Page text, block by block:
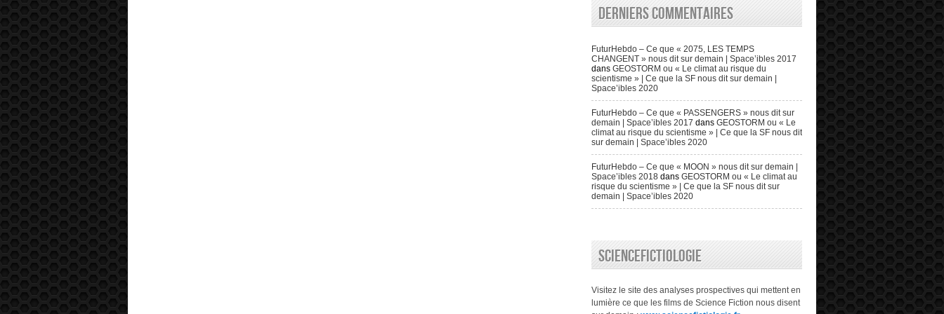
Derniers commentaires
FuturHebdo – Ce que « 2075, LES TEMPS
CHANGENT » nous dit sur demain | Space’ibles 2017
dans GEOSTORM ou « Le climat au risque du
scientisme » | Ce que la SF nous dit sur demain |
Space’ibles 2020
FuturHebdo – Ce que « PASSENGERS » nous dit sur
demain | Space’ibles 2017 dans GEOSTORM ou « Le
climat au risque du scientisme » | Ce que la SF nous dit
sur demain | Space’ibles 2020
FuturHebdo – Ce que « MOON » nous dit sur demain |
Space’ibles 2018 dans GEOSTORM ou « Le climat au
risque du scientisme » | Ce que la SF nous dit sur
demain | Space’ibles 2020
SCIENCEFICTIOLOGIE
Visitez le site des analyses prospectives qui mettent en
lumière ce que les films de Science Fiction nous disent